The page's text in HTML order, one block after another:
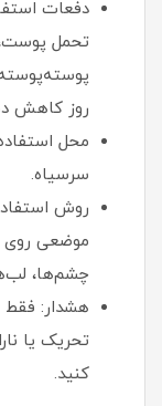
دفعات
تحمل پوست،
روز کاهش
محل
سرسیاه.
روش
موضعی روی
چشم‌ها،
هشدار: فقط
تحریک یا
کنید.